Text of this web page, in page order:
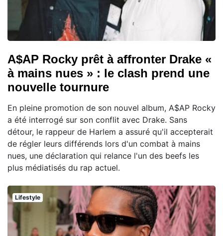
A$AP Rocky prêt à affronter Drake «
à mains nues » : le clash prend une
nouvelle tournure
En pleine promotion de son nouvel album, A$AP Rocky
a été interrogé sur son conflit avec Drake. Sans
détour, le rappeur de Harlem a assuré qu'il accepterait
de régler leurs différends lors d'un combat à mains
nues, une déclaration qui relance l'un des beefs les
plus médiatisés du rap actuel.
Lifestyle